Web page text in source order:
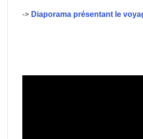
-> Diaporama présentant le